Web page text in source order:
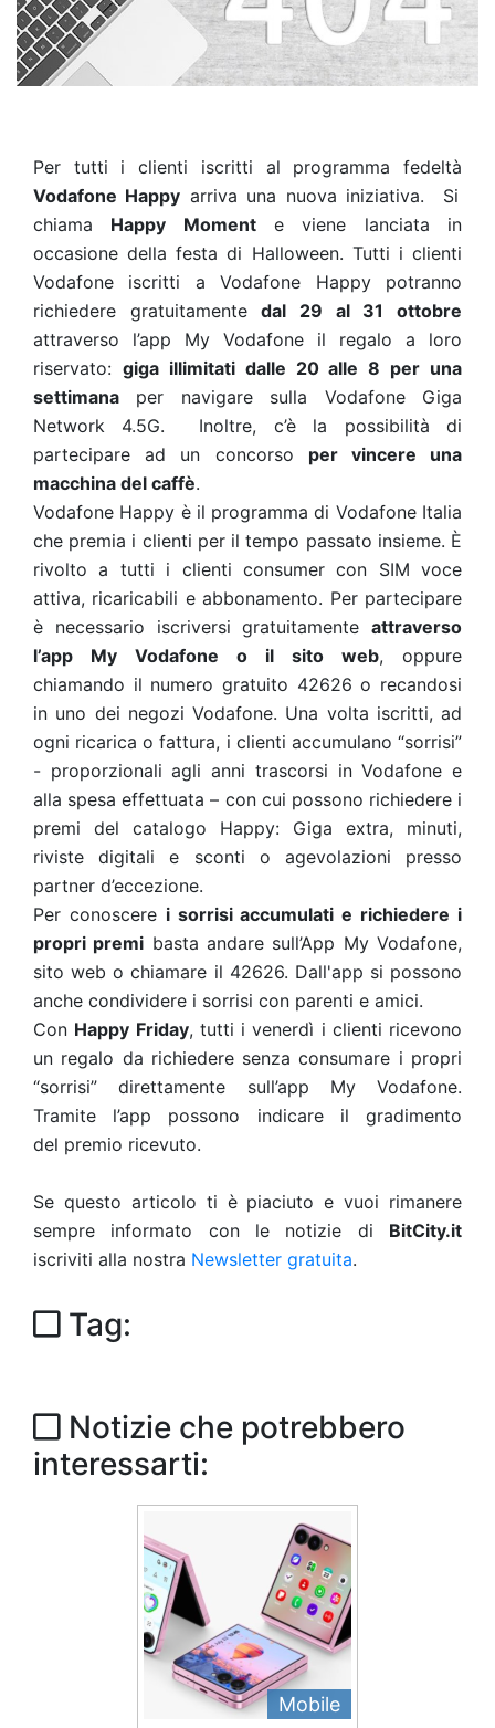
Per tutti i clienti iscritti al programma fedeltà
Vodafone Happy arriva una nuova iniziativa.
Si
chiama Happy Momente viene lanciata in
occasione della festa di Halloween. Tutti i clienti
Vodafone iscritti a Vodafone Happy potranno
richiedere gratuitamentedal 29 al 31 ottobre
attraverso l’app My Vodafone il regalo a loro
riservato: giga illimitati dalle 20 alle 8 per una
settimana per navigare sulla Vodafone Giga
Network 4.5G. Inoltre, c’è la possibilità di
partecipare ad un concorso per vincere una
macchina del caffè.
Vodafone Happy è il programma di Vodafone Italia
che premia i clienti per il tempo passato insieme. È
rivolto a tutti i clienti consumer con SIM voce
attiva, ricaricabili e abbonamento. Per partecipare
è necessario iscriversi gratuitamente attraverso
l’app My Vodafone o il sito web, oppure
chiamando il numero gratuito 42626 o recandosi
in uno dei negozi Vodafone. Una volta iscritti, ad
ogni ricarica o fattura, i clienti accumulano “sorrisi”
- proporzionali agli anni trascorsi in Vodafone e
alla spesa effettuata – con cui possono richiedere i
premi del catalogo Happy: Giga extra, minuti,
riviste digitali e sconti o agevolazioni presso
partner d’eccezione.
Per conoscere i sorrisi accumulati e richiedere i
propri premi basta andare sull’App My Vodafone,
sito web o chiamare il 42626. Dall'app si possono
anche condividere i sorrisi con parenti e amici.
Con Happy Friday, tutti i venerdì i clienti ricevono
un regalo da richiedere senza consumare i propri
“sorrisi” direttamente sull’app My Vodafone.
Tramite l’app possono indicare il gradimento
del premio ricevuto.
Se questo articolo ti è piaciuto e vuoi rimanere
sempre informato con le notizie di BitCity.it
iscriviti alla nostra Newsletter gratuita.
Tag:
Notizie che potrebbero
interessarti:
Mobile